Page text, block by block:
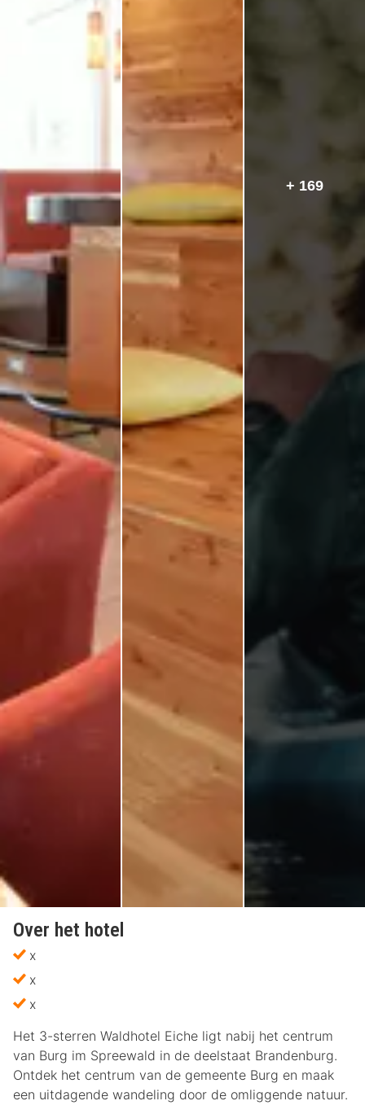
+ 169
Over het hotel
x
x
x
Het 3-sterren Waldhotel Eiche ligt nabij het centrum
van Burg im Spreewald in de deelstaat Brandenburg.
Ontdek het centrum van de gemeente Burg en maak
een uitdagende wandeling door de omliggende natuur.